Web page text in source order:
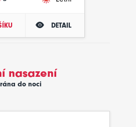
DETAIL
nasazení
do noci